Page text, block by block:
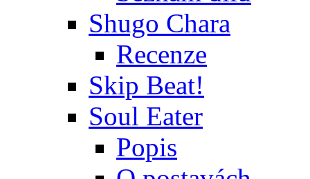
Shugo Chara
Recenze
Skip Beat!
Soul Eater
Popis